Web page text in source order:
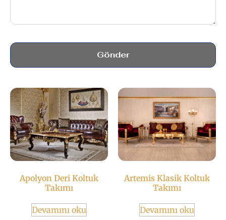
Gönder
Apolyon Deri Koltuk
Takımı
Devamını oku
Artemis Klasik Koltuk
Takımı
Devamını oku